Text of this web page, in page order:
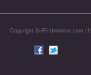
Copyright SciFi-Universe.com